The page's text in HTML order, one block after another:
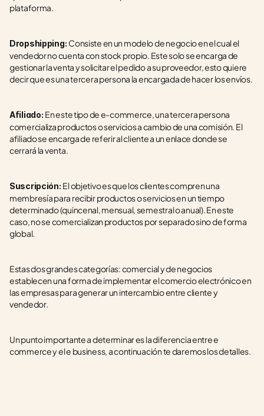
plataforma.
Dropshipping: Consiste en un modelo de negocio en el cual el
vendedor no cuenta con stock propio. Este solo se encarga de
gestionar la venta y solicitar el pedido a su proveedor, esto quiere
decir que es una tercera persona la encargada de hacer los envíos.
Afiliado: En este tipo de e-commerce, una tercera persona
comercializa productos o servicios a cambio de una comisión. El
afiliado se encarga de referir al cliente a un enlace donde se
cerrará la venta.
Suscripción: El objetivo es que los clientes compren una
membresía para recibir productos o servicios en un tiempo
determinado (quincenal, mensual, semestral o anual). En este
caso, no se comercializan productos por separado sino de forma
global.
Estas dos grandes categorías: comercial y de negocios
establecen una forma de implementar el comercio electrónico en
las empresas para generar un intercambio entre cliente y
vendedor.
Un punto importante a determinar es la diferencia entre e
commerce y el e business, a continuación te daremos los detalles.